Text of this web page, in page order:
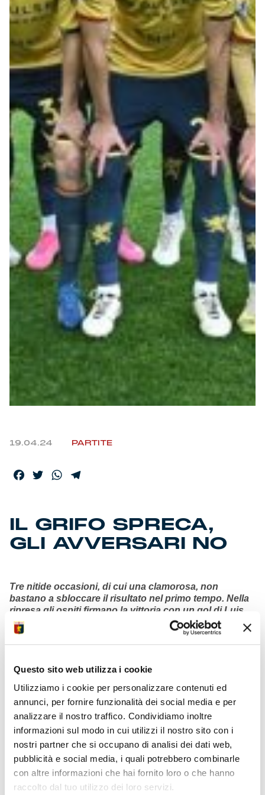
Questo sito web utilizza i cookie
Utilizziamo i cookie per personalizzare contenuti ed
annunci, per fornire funzionalità dei social media e per
analizzare il nostro traffico. Condividiamo inoltre
informazioni sul modo in cui utilizzi il nostro sito con i
nostri partner che si occupano di analisi dei dati web,
pubblicità e social media, i quali potrebbero combinarle
con altre informazioni che hai fornito loro o che hanno
raccolto dal tuo utilizzo dei loro servizi.
Summer Sale
Mare
Accessori
Party
Outlet
Helan x Genoa
Isolani x Genoa
Gift Card Online Store
19.04.24 PARTITE
Facebook
TwitterWhatsApp
IL GRIFO SPRECA,
GLI AVVERSARI NO
Tre nitide occasioni, di cui una clamorosa, non
bastano a sbloccare il risultato nel primo tempo. Nella
ripresa gli ospiti firmano la vittoria con un gol di Luis
Alberto. Si ferma a 4 la serie di risultati utili. Spettatori
30.697 al “Ferraris”.
brivido a una Lazio ricca di qualità nel palleggio. Tre nitide
zero. Il tabellino dei primi 45 minuti racconta (anche)
questo. Quattro gli innesti di Gila rispetto alla partita di
lunedì. Undici confermato per il tecnico Tudor sull’altro
fronte. Il primo avviso è di Ekuban lanciato da Vogliacco. Il
tiro sfila a lato del palo. La costruzione dal basso è
contrata dalla pressione degli avversari, alla ricerca di
recuperi sulla trequarti per fare meno strada. Quando
scavalliamo la metà campo, sciogliamo le briglia nelle
praterie. Retegui alza la mira dopo una splendida azione